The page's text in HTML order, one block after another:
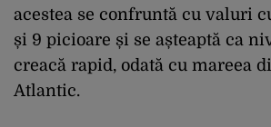
acestea se confruntă cu valuri
și 9 picioare și se așteaptă ca
creacă rapid, odată cu mareea
Atlantic.